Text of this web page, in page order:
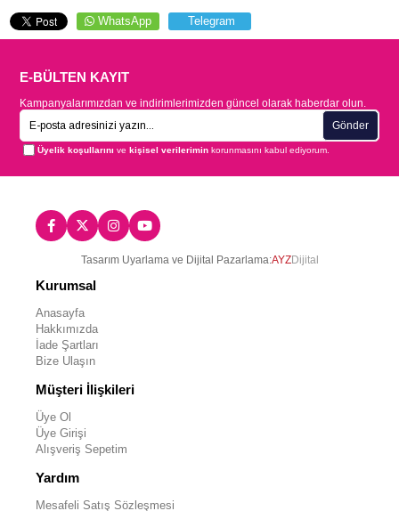
WhatsApp Telegram
E-BÜLTEN KAYIT
Kampanyalarımızdan ve indirimlerimizden güncel olarak haberdar olun.
Gönder
Üyelik koşullarını vekişisel verilerimin korunmasını kabul ediyorum.
Tasarım Uyarlama ve Dijital Pazarlama:AYZDijital
Kurumsal
Anasayfa
Hakkımızda
İade Şartları
Bize Ulaşın
Müşteri İlişkileri
Üye Ol
Üye Girişi
Alışveriş Sepetim
Yardım
Mesafeli Satış Sözleşmesi